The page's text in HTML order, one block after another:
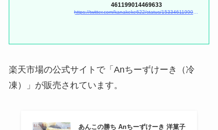
461199014469633
https://twitter.com/kanakeke622/status/1533461199014469633
楽天市場の公式サイトで「Anちーずけーき（冷
凍）」が販売されています。
あんこの勝ち Anちーずけーき 洋菓子